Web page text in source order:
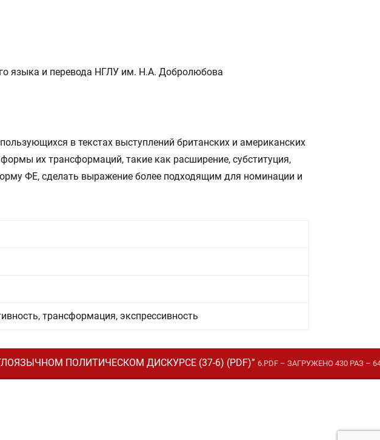
языка и перевода НГЛУ им. Н.А. Добролюбова
в текстах выступлений британских и американских
их трансформаций, такие как расширение, субституция,
ФЕ, сделать выражение более подходящим для номинации и
трансформация, экспрессивность
ПОЛИТИЧЕСКОМ ДИСКУРСЕ (37-6) (PDF)” 6.PDF – ЗАГРУЖЕНО 430 РАЗ –